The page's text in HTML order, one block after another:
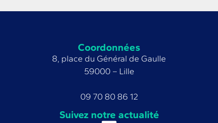
Coordonnées
8, place du Général de Gaulle
59000 – Lille
09 70 80 86 12
Suivez notre actualité